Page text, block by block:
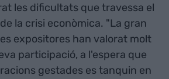
les dificultats que travessa el
la crisi econòmica. "La gran
expositores han valorat molt
participació, a l'espera que
gestades es tanquin en